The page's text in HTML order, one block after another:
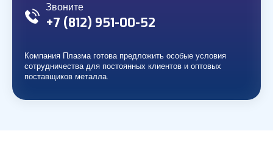
Звоните
+7 (812) 951-00-52
Компания Плазма готова предложить особые условия
сотрудничества для постоянных клиентов и оптовых
поставщиков металла.